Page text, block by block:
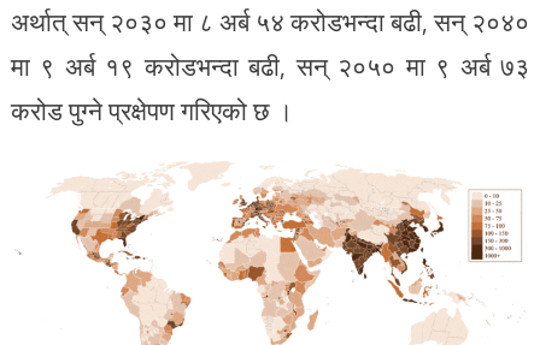
अर्थात् सन् २०३० मा ८ अर्ब ५४ करोडभन्दा बढी, सन् २०४०
मा ९ अर्ब १९ करोडभन्दा बढी, सन् २०५० मा ९ अर्ब ७३
करोड पुग्ने प्रक्षेपण गरिएको छ ।